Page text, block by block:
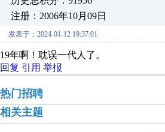
注册：2006年10月09日
发表于：2024-01-12 19:37:01
19年啊！耽误一代人了。
回复 引用 举报
热门招聘
相关主题